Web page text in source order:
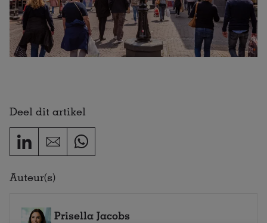
Deel dit artikel
Auteur(s)
Prisella Jacobs